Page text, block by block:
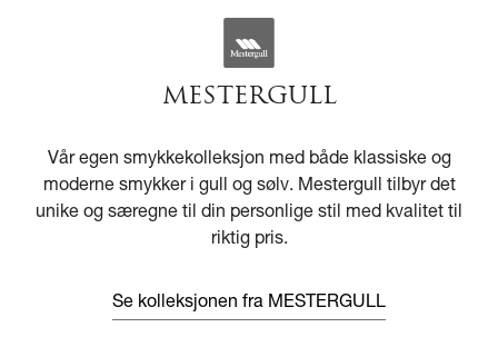
MESTERGULL
Vår egen smykkekolleksjon med både klassiske og
moderne smykker i gull og sølv. Mestergull tilbyr det
unike og særegne til din personlige stil med kvalitet til
riktig pris.
Se kolleksjonen fra MESTERGULL